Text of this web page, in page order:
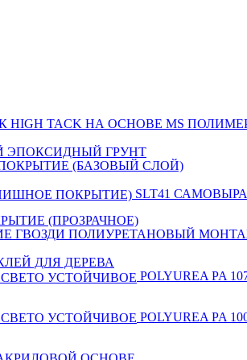
HIGH TACK НА ОСНОВЕ MS
ЭПОКСИДНЫЙ ГРУНТ
(БАЗОВЫЙ СЛОЙ)
SLT41
(ПРОЗРАЧНОЕ)
ГВОЗДИ ПОЛИУРЕТАНОВЫЙ
ДЛЯ ДЕРЕВА
POLYUREA
POLYUREA